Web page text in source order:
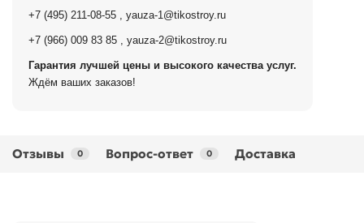
+7 (495) 211-08-55 yauza-1@tikostroy.ru
+7 (966) 009 83 85 yauza-2@tikostroy.ru
Гарантия лучшей цены и высокого качества услуг.
Ждём ваших заказов!
Отзывы 0 Вопрос-ответ 0 Доставка